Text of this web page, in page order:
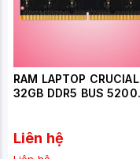
RAM LAPTOP CRUCIAL
32GB DDR5 BUS 5200
Liên hệ